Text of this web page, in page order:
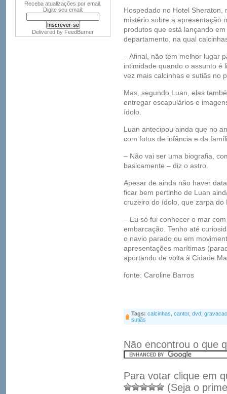
Receba atualizações por email.
Digite seu email:
Delivered by FeedBurner
Hospedado no Hotel Sheraton,
mistério sobre a apresentação
produtos que está lançando
departamento, na qual
– Afinal, não tem melhor lugar
intimidade quando o assunto é
vez mais calcinhas e sutiãs no
Mas, segundo Luan, elas
entregar escapulários e
ídolo.
Luan antecipou ainda que no
com fotos de infância e da
– Não vai ser uma biografia,
basicamente – diz o astro.
Apesar de ainda não haver
ficar bem pertinho de Luan
cruzeiro do ídolo, que zarpa
– Eu só fui conhecer o mar
embarcação. Tenho até
o navio parado ou em
apresentações marítimas
aportando de volta à Cidade
fonte: Caroline Barros
Tags: calcinhas cantor, dvd gravacao
sutiãs
Não encontrou o que
Para votar clique em
(Seja o